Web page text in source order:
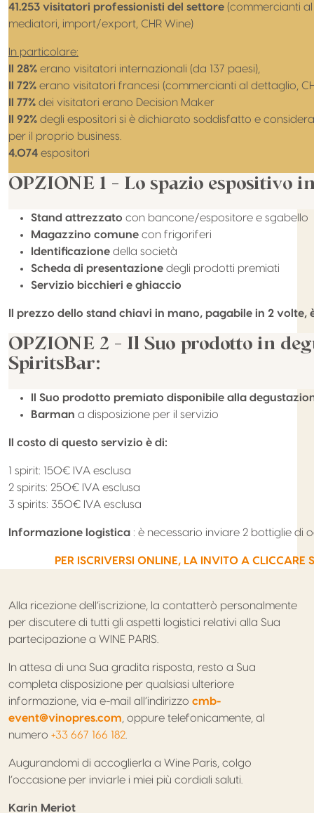
41.253 visitatori professionisti del settore (commercianti al
mediatori, import/export, CHR Wine)
In particolare:
Il 28% erano visitatori internazionali (da 137 paesi),
Il 72% erano visitatori francesi (commercianti al dettaglio,
Il 77% dei visitatori erano Decision Maker
Il 92% degli espositori si è dichiarato soddisfatto e
per il proprio business.
4.074 espositori
OPZIONE 1 – Lo spazio espositivo
Stand attrezzato con bancone/espositore e sgabello
Magazzino comune con frigoriferi
Identificazione della società
Scheda di presentazione degli prodotti premiati
Servizio bicchieri e ghiaccio
Il prezzo dello stand chiavi in mano, pagabile in 2 volte,
OPZIONE 2 – Il Suo prodotto in
SpiritsBar:
Il Suo prodotto premiato disponibile alla
Barman a disposizione per il servizio
Il costo di questo servizio è di:
1 spirit: 150€ IVA esclusa
2 spirits: 250€ IVA esclusa
3 spirits: 350€ IVA esclusa
Informazione logistica : è necessario inviare 2 bottiglie di
PER ISCRIVERSI ONLINE, LA INVITO A CLICCARE
Alla ricezione dell’iscrizione, la contatterò personalmente
per discutere di tutti gli aspetti logistici relativi alla Sua
partecipazione a WINE PARIS
In attesa di una Sua gradita risposta, resto a Sua
completa disposizione per qualsiasi ulteriore
informazione, via e-mail all’indirizzo cmb-
event@vinopres.com , oppure telefonicamente, al
numero +33 667 166 182
Augurandomi di accoglierla a Wine Paris , colgo
l’occasione per inviarle i miei più cordiali saluti.
Karin Meriot